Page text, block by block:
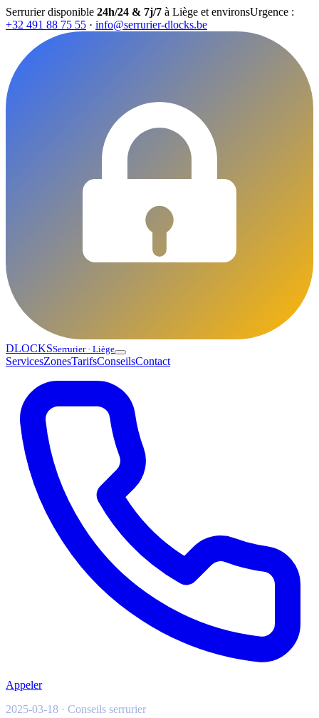
Serrurier disponible 24h/24 & 7j/7 à Liège et environsUrgence :
+32 491 88 75 55 · info@serrurier-dlocks.be
DLOCKSSerrurier · Liège
ServicesZonesTarifsConseilsContact
Appeler
2025-03-18 · Conseils serrurier